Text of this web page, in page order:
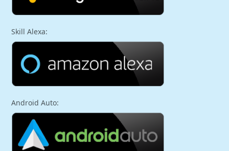
Skill Alexa:
Android Auto: